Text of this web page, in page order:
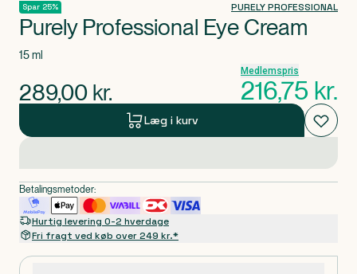
Spar 25% PURELY PROFESSIONAL
Purely Professional Eye Cream
15 ml
289,00 kr.
Medlemspris
216,75 kr.
Læg i kurv
Betalingsmetoder:
Hurtig levering 0-2 hverdage
Fri fragt ved køb over 249 kr.*